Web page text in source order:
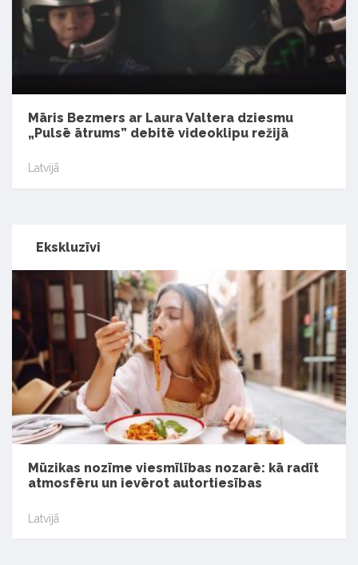
Māris Bezmers ar Laura Valtera dziesmu
„Pulsē ātrums” debitē videoklipu režijā
Latvijā
Ekskluzīvi
Mūzikas nozīme viesmīlības nozarē: kā radīt
atmosfēru un ievērot autortiesības
Latvijā